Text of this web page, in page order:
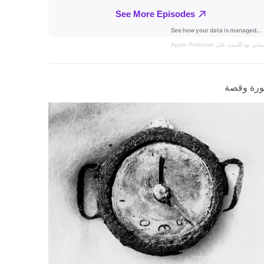
بودكاست على Apple Podcasts
وقصة